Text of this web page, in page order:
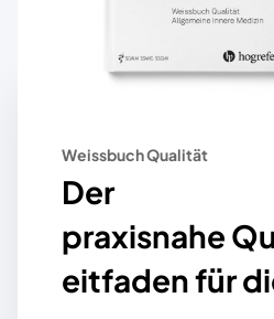
Weissbuch Qualität
Der
praxisnahe
eitfadenfür